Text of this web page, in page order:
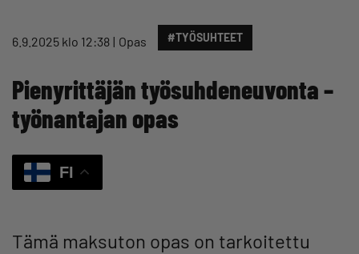
6.9.2025 klo 12:38 Opas #TYÖSUHTEET
Pienyrittäjän työsuhdeneuvonta –
työnantajan opas
FI
Tämä maksuton opas on tarkoitettu